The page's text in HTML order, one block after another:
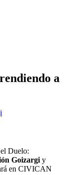
a
Duelo:
Goizargi y
en CIVICAN